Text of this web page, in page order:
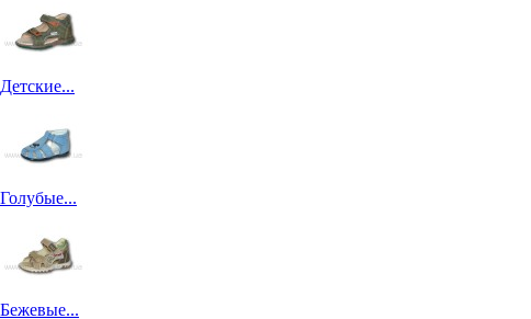
Детские...
Голубые...
Бежевые...